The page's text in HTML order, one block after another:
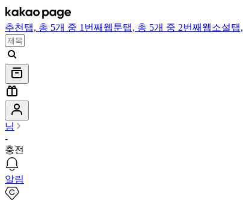
추천 탭, 총 5개 중 1번째 웹툰탭, 총 5개 중 2번째 웹소설탭,
님
-
충전
알림